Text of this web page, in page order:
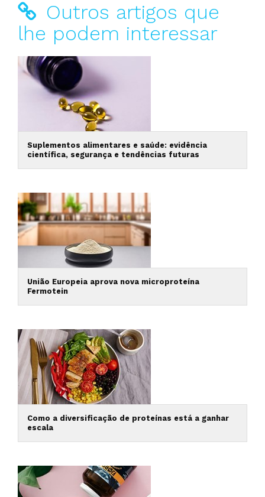
Outros artigos que
lhe podem interessar
Suplementos alimentares e saúde: evidência
científica, segurança e tendências futuras
União Europeia aprova nova microproteína
Fermotein
Como a diversificação de proteínas está a ganhar
escala